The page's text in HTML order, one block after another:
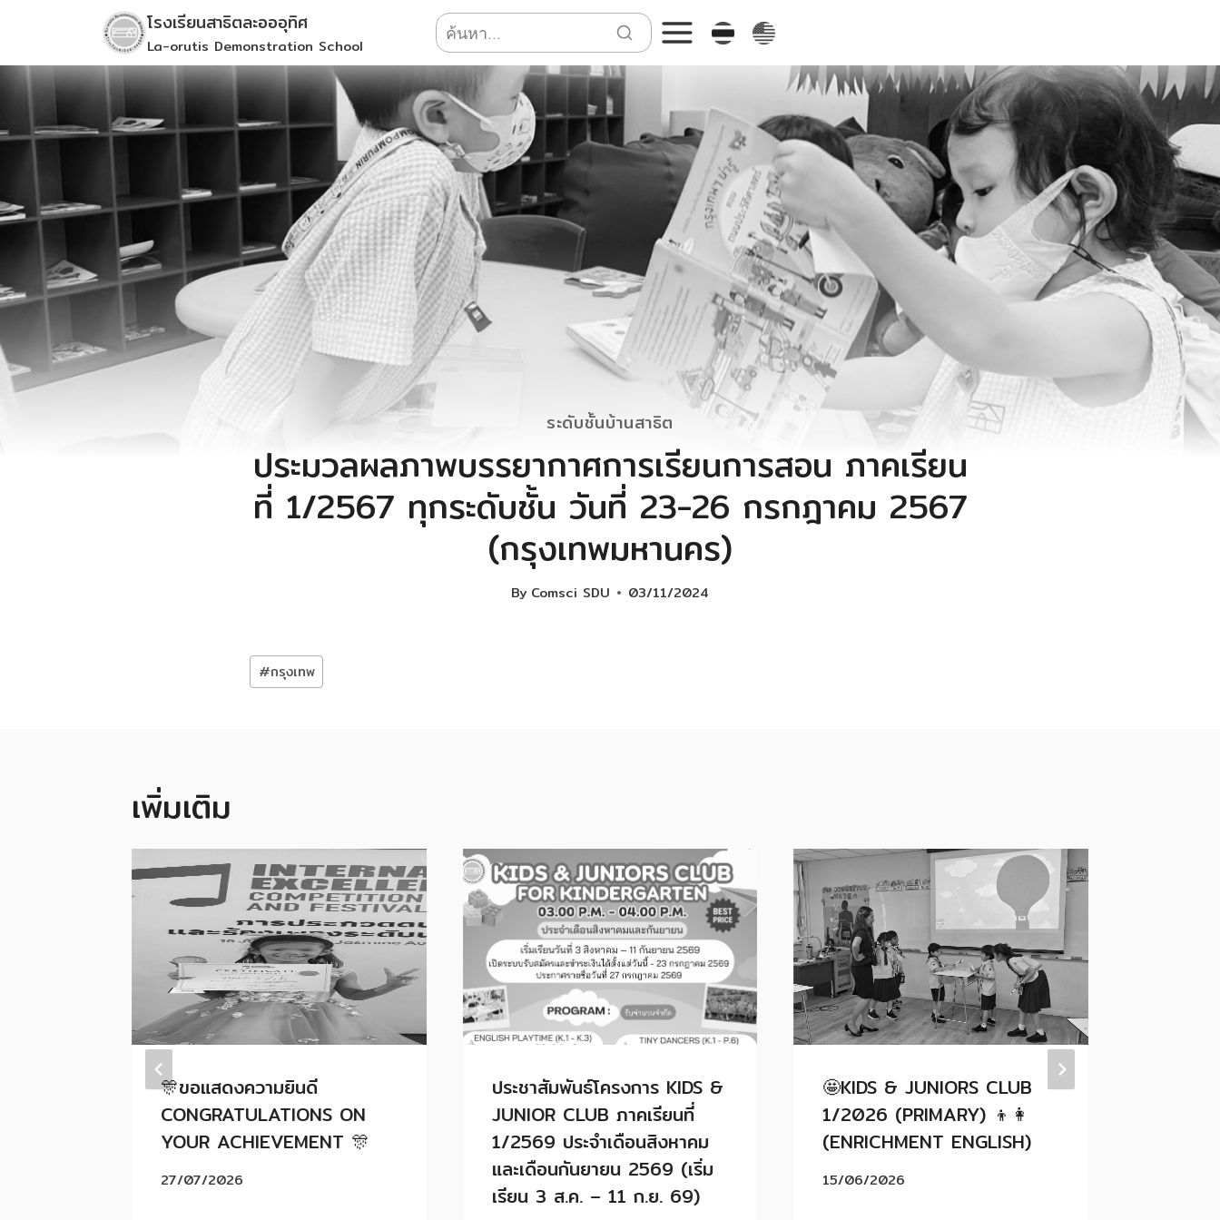
content
โรงเรียนสาธิตละอออุทิศ
La-orutis Demonstration School
ระดับชั้นบ้านสาธิต
ประมวลผลภาพบรรยากาศการเรียนการสอน ภาคเรียน
ที่ 1/2567 ทุกระดับชั้น วันที่ 23-26 กรกฎาคม 2567
(กรุงเทพมหานคร)
By Comsci SDU 03/11/2024
Post
Tags:
#กรุงเทพ
เพิ่มเติม
🎊ขอแสดงความยินดี
CONGRATULATIONS ON
YOUR ACHIEVEMENT 🎊
27/07/2026
ประชาสัมพันธ์โครงการ KIDS &
JUNIOR CLUB ภาคเรียนที่
1/2569 ประจำเดือนสิงหาคม
และเดือนกันยายน 2569 (เริ่ม
เรียน 3 ส.ค. – 11 ก.ย. 69)
🤩KIDS & JUNIORS CLUB
1/2026 (PRIMARY) 👦👩
(ENRICHMENT ENGLISH)
15/06/2026